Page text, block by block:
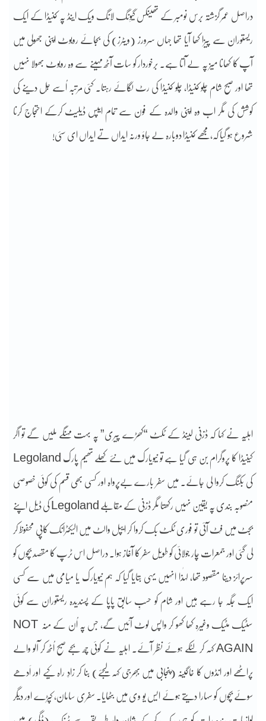
دراصل عمر گزشتہ برس نومبر کے تھینکس گیوِنگ لانگ ویک اینڈ پہ کنیڈا کے ایک
ریستوران سے پیزا کھا آیا تھا جہاں سرورز (ویٹرز) کی بجائے روبوٹ اپنی جھولی میں
آپ کا کھانا میز پہ لے آتا ہے۔ برخوردار کو سات آٹھ مہینے سے وہ روبوٹ بھولا نہیں
تھا اور صبح شام چلو کنیڈا، چلو کنیڈا کی رٹ لگائے رہتا۔ کئی مرتبہ اُسے جُل دینے کی
کوشش کی مگر اب وہ اپنی والدہ کے فون سے تمام ایپس ڈیلیٹ کرکے احتجاج کرنا
شروع ہو گیا کہ،مجھے کنیڈا دوبارہ لے جاؤ ورنہ ایداں تے ایداں ای سئی!
اہلیہ نے کہا کہ ڈزنی لینڈ کے ٹکٹ “کھڑے پیری” پہ بہت مہنگے ملیں گے تو اگر
کینیڈا کا پروگرام بن ہی گیا ہے تو نیویارک میں نئے کُھلے تھیم پارک Legoland
کی بکنگ کروا لی جائے۔ میں سفر بارے بےپرواہ اور کسی بھی قسم کی کوئی خصوصی
منصوبہ بندی پہ یقین نہیں رکھتا مگر ڈزنی کے مقابلے Legoland کی ڈیل اپنے
بجٹ میں فِٹ آئی تو فوری ٹکٹ بک کروا کر ایپل والٹ میں الیکٹرانک کاپی محفوظ کر
لی گئی اور جمعرات چار جولائی کو طویل سفر کا آغاز ہوا۔ دراصل اس ٹرپ کا مقصد بچوں کو
سرپرائز دینا مقصود تھا، لہٰذا انہیں یہی بتایا گیا کہ ہم نیویارک یا میامی میں سے کسی
ایک جگہ جا رہے ہیں اور شام کو حسبِ سابق پاپا کے پسندیدہ ریستوران سے کوئی
سٹیک مٹیک وغیرہ کھا کھو کر واپس لوٹ آئیں گے، جس پہ اُن کے مُنہ NOT
AGAIN کہہ کر لٹکے ہوئے نظر آئے۔ اہلیہ نے کوئی چھ بجے صبح اُٹھ کر آلو والے
پراٹھے اور انڈوں کا خاگینہ (پنجابی میں بُھرجی کہہ لیجئے) بنا کر زادِ راہ کیے اور اَدھے
سوئے بچوں کو سہارا دیتے ہوئے ایس یو وی میں بٹھایا۔ سفری سامان، کپڑے اور دیگر